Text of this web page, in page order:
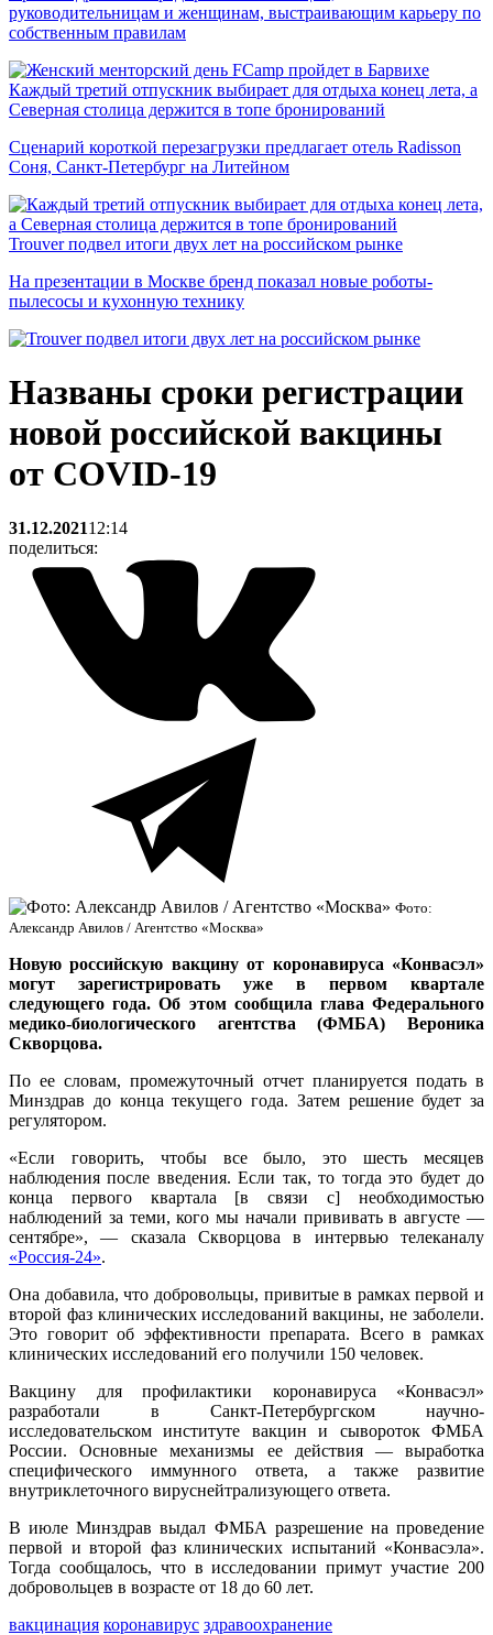
руководительницам и женщинам, выстраивающим карьеру по
собственным правилам
Каждый третий отпускник выбирает для отдыха конец лета, а
Северная столица держится в топе бронирований
Сценарий короткой перезагрузки предлагает отель Radisson
Соня, Санкт-Петербург на Литейном
Trouver подвел итоги двух лет на российском рынке
На презентации в Москве бренд показал новые роботы-
пылесосы и кухонную технику
Названы сроки регистрации
новой российской вакцины
от COVID-19
31.12.202112:14
поделиться:
Фото:
Александр Авилов / Агентство «Москва»
Новую российскую вакцину от коронавируса «Конвасэл»
могут зарегистрировать уже в первом квартале
следующего года. Об этом сообщила глава Федерального
медико-биологического агентства (ФМБА) Вероника
Скворцова.
По ее словам, промежуточный отчет планируется подать в
Минздрав до конца текущего года. Затем решение будет за
регулятором.
«Если говорить, чтобы все было, это шесть месяцев
наблюдения после введения. Если так, то тогда это будет до
конца первого квартала [в связи с] необходимостью
наблюдений за теми, кого мы начали прививать в августе —
сентябре», — сказала Скворцова в интервью телеканалу
«Россия-24».
Она добавила, что добровольцы, привитые в рамках первой и
второй фаз клинических исследований вакцины, не заболели.
Это говорит об эффективности препарата. Всего в рамках
клинических исследований его получили 150 человек.
Вакцину для профилактики коронавируса «Конвасэл»
разработали в Санкт-Петербургском научно-
исследовательском институте вакцин и сывороток ФМБА
России. Основные механизмы ее действия — выработка
специфического иммунного ответа, а также развитие
внутриклеточного вируснейтрализующего ответа.
В июле Минздрав выдал ФМБА разрешение на проведение
первой и второй фаз клинических испытаний «Конвасэла».
Тогда сообщалось, что в исследовании примут участие 200
добровольцев в возрасте от 18 до 60 лет.
вакцинация коронавирус здравоохранение